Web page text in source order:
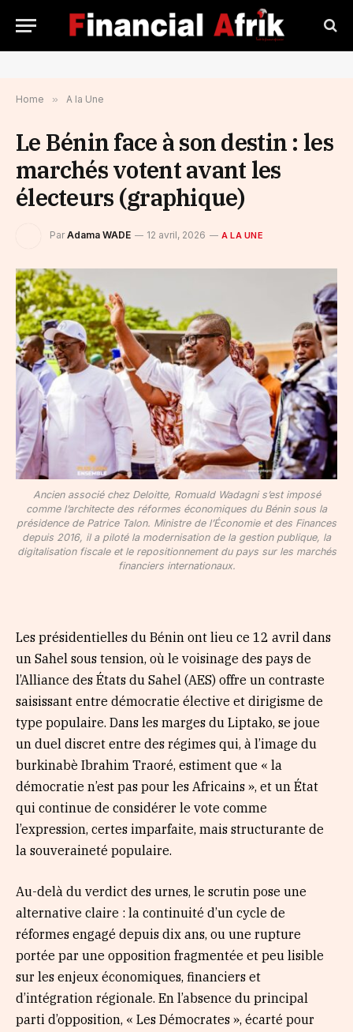
Home » A la Une
Le Bénin face à son destin : les
marchés votent avant les
électeurs (graphique)
Par Adama WADE 12 avril, 2026 A LA UNE
Ancien associé chez Deloitte, Romuald Wadagni s’est imposé
comme l’architecte des réformes économiques du Bénin sous la
présidence de Patrice Talon. Ministre de l’Économie et des Finances
depuis 2016, il a piloté la modernisation de la gestion publique, la
digitalisation fiscale et le repositionnement du pays sur les marchés
financiers internationaux.
Les présidentielles du Bénin ont lieu ce 12 avril dans
un Sahel sous tension, où le voisinage des pays de
l’Alliance des États du Sahel (AES) offre un contraste
saisissant entre démocratie élective et dirigisme de
type populaire. Dans les marges du Liptako, se joue
un duel discret entre des régimes qui, à l’image du
burkinabè Ibrahim Traoré, estiment que « la
démocratie n’est pas pour les Africains », et un État
qui continue de considérer le vote comme
l’expression, certes imparfaite, mais structurante de
la souveraineté populaire.
Au-delà du verdict des urnes, le scrutin pose une
alternative claire : la continuité d’un cycle de
réformes engagé depuis dix ans, ou une rupture
portée par une opposition fragmentée et peu lisible
sur les enjeux économiques, financiers et
d’intégration régionale. En l’absence du principal
parti d’opposition, « Les Démocrates », écarté pour